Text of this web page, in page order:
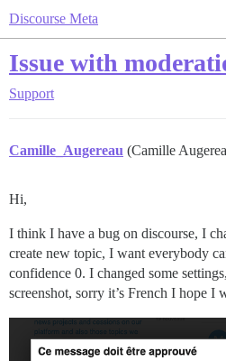
Discourse Meta
Issue with
Support
Camille_Augereau (Camille
Hi,
I think I have a bug on discourse, I
create new topic, I want everybody
confidence 0. I changed some
screenshot, sorry it’s French I hope I